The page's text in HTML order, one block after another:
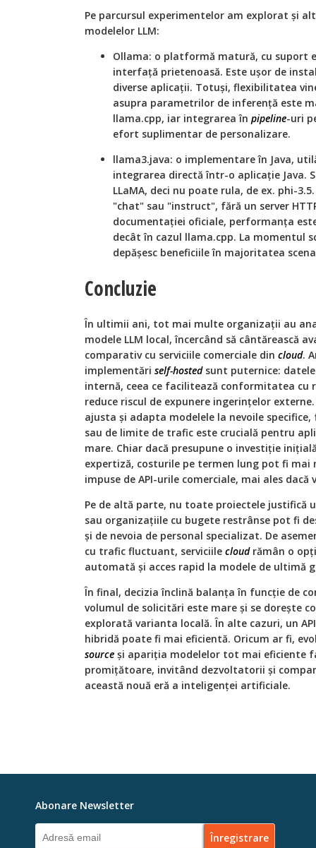
Pe parcursul experimentelor am explorat și
modelelor LLM:
Ollama: o platformă matură, cu suport
interfață prietenoasă. Este ușor de
diverse aplicații. Totuși, flexibilitatea
asupra parametrilor de inferență este
llama.cpp, iar integrarea în pipeline-uri
efort suplimentar de personalizare.
llama3.java: o implementare în Java,
integrarea directă într-o aplicație Java.
LLaMA, deci nu poate rula, de ex. phi-
"chat" sau "instruct", fără un server
documentației oficiale, performanța
decât în cazul llama.cpp. La momentul
depășesc beneficiile în majoritatea
Concluzie
În ultimii ani, tot mai multe organizații au
modele LLM local, încercând să cântărească
comparativ cu serviciile comerciale din cloud.
implementări self-hostedsunt puternice:
internă, ceea ce facilitează conformitatea cu
reduce riscul de expunere ingerințelor
ajusta și adapta modelele la nevoile
sau de limite de trafic este crucială pentru
mare. Chiar dacă presupune o investiție
expertiză, costurile pe termen lung pot fi mai
impuse de API-urile comerciale, mai ales
Pe de altă parte, nu toate proiectele justifică
sau organizațiile cu bugete restrânse pot fi
și de nevoia de personal specializat. De
cu trafic fluctuant, serviciile cloudrămân o
automată și acces rapid la modele de ultimă
În final, decizia înclină balanța în funcție de
volumul de solicitări este mare și se dorește
explorată varianta locală. În alte cazuri, un
hibridă poate fi mai eficientă. Oricum ar fi,
source și apariția modelelor tot mai eficiente
promițătoare, invitând dezvoltatorii și
această nouă eră a inteligenței artificiale.
Abonare Newsletter